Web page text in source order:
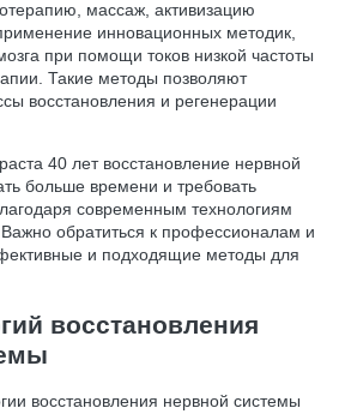
массаж, активизацию
инновационных методик,
при помощи токов низкой частоты
Такие методы позволяют
восстановления и регенерации
40 лет восстановление нервной
больше времени и требовать
современным технологиям
обратиться к профессионалам и
и подходящие методы для
восстановления
восстановления нервной системы